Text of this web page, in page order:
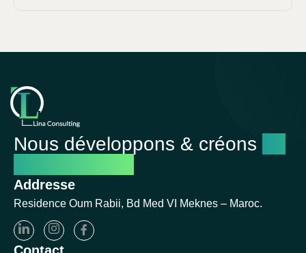
Nous développons & créons
Addresse
Residence Oum Rabii, Bd Med VI Meknes – Maroc.